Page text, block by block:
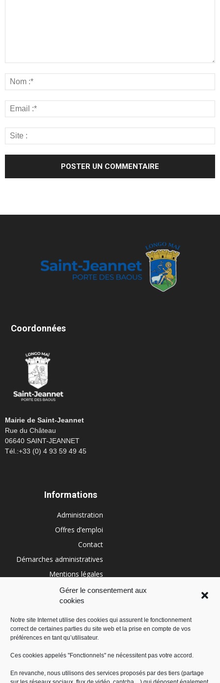
Gérer le consentement aux
cookies
Notre site Internet utilise des cookies qui assurent le fonctionnement
correct de certaines parties du site web et la prise en compte de vos
préférences en tant qu’utilisateur.
Ces cookies appelés "Fonctionnels" ne nécessitent pas votre accord.
En revanche, nous utilisons des services proposés par des tiers (partage
Coordonnées
Mairie de Saint-Jeannet
Rue du Château
06640 SAINT-JEANNET
Tél.:+33 (0) 4 93 59 49 45
Informations
Administration
Offres d’emploi
Contact
Démarches administratives
Mentions légales
Conditions générales
Politique de cookies (UE)
RÉGION SUD